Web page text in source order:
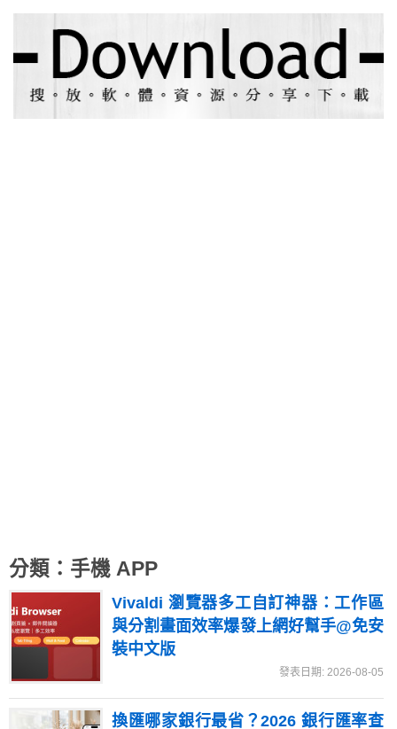
分類：手機 APP
Vivaldi 瀏覽器多工自訂神器：工作區
與分割畫面效率爆發上網好幫手@免安
裝中文版
發表日期: 2026-08-05
換匯哪家銀行最省？2026 銀行匯率查